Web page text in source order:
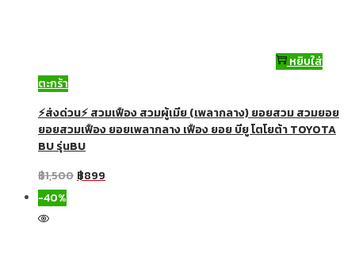
หยิบใส่
ตะกร้า
⚡ส่งด่วน⚡ สวมเฟือง สวมผู้เมีย (เพลากลาง) ยอยสวม สวมยอย
ยอยสวมเฟือง ยอยเพลากลาง เฟือง ยอย บียู โตโยต้า TOYOTA
BU รุ่นBU
฿1,500฿899
-40%